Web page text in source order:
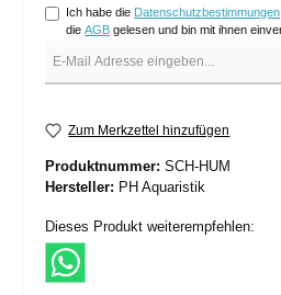
Ich habe die Datenschutzbestimmungen
dieAGB
Zum Merkzettel hinzufügen
Produktnummer: SCH-HUM
Hersteller: PH Aquaristik
Dieses Produkt weiterempfehlen: